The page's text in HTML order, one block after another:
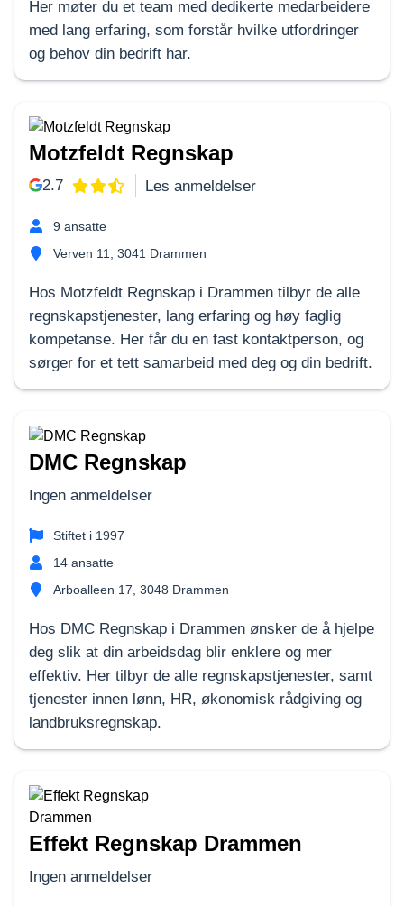
Her møter du et team med dedikerte medarbeidere
med lang erfaring, som forstår hvilke utfordringer
og behov din bedrift har.
Motzfeldt Regnskap
2.7 Les anmeldelser
9 ansatte
Verven 11, 3041 Drammen
Hos Motzfeldt Regnskap i Drammen tilbyr de alle
regnskapstjenester, lang erfaring og høy faglig
kompetanse. Her får du en fast kontaktperson, og
sørger for et tett samarbeid med deg og din bedrift.
DMC Regnskap
Ingen anmeldelser
Stiftet i 1997
14 ansatte
Arboalleen 17, 3048 Drammen
Hos DMC Regnskap i Drammen ønsker de å hjelpe
deg slik at din arbeidsdag blir enklere og mer
effektiv. Her tilbyr de alle regnskapstjenester, samt
tjenester innen lønn, HR, økonomisk rådgiving og
landbruksregnskap.
Effekt Regnskap Drammen
Ingen anmeldelser